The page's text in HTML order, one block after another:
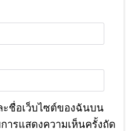
ะชื่อเว็บไซต์ของฉันบน
ารแสดงความเห็นครั้งถัด